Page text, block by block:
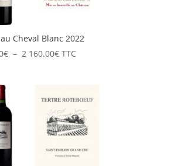
Cheval Blanc 2022
€ – 2 160.00€Plage
2
160.00€
TTC